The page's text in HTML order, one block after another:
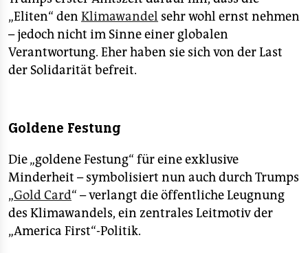
„Eliten“ den Klimawandel sehr wohl ernst nehmen
– jedoch nicht im Sinne einer globalen
Verantwortung. Eher haben sie sich von der Last
der Solidarität befreit.
Goldene Festung
Die „goldene Festung“ für eine exklusive
Minderheit – symbolisiert nun auch durch Trumps
„Gold Card“ – verlangt die öffentliche Leugnung
des Klimawandels, ein zentrales Leitmotiv der
„America First“-Politik.